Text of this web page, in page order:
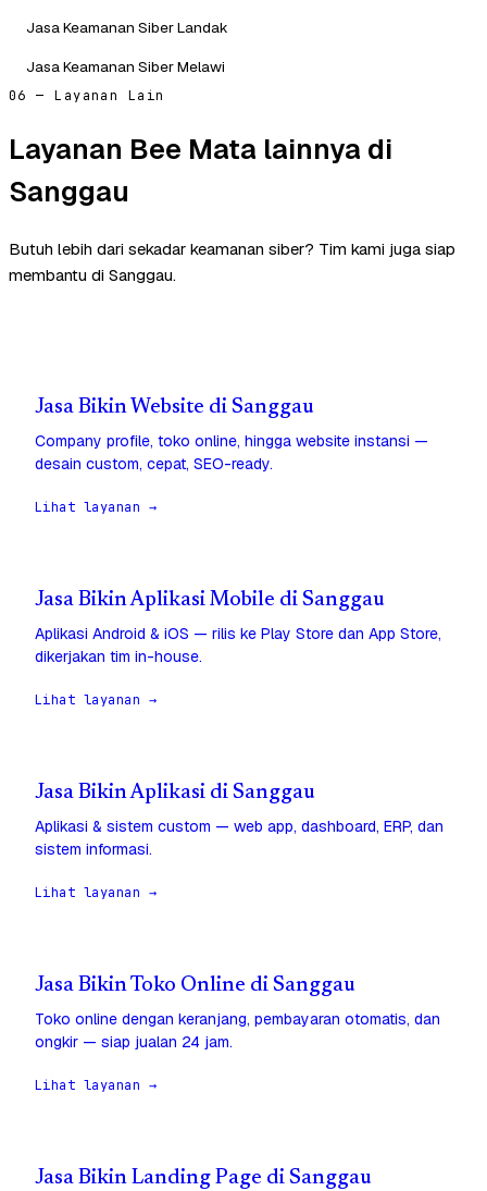
Jasa Keamanan Siber Landak
Jasa Keamanan Siber Melawi
06 — Layanan Lain
Layanan Bee Mata lainnya di
Sanggau
Butuh lebih dari sekadar keamanan siber? Tim kami juga siap
membantu di Sanggau.
Jasa Bikin Website di Sanggau
Company profile, toko online, hingga website instansi —
desain custom, cepat, SEO-ready.
Lihat layanan →
Jasa Bikin Aplikasi Mobile di Sanggau
Aplikasi Android & iOS — rilis ke Play Store dan App Store,
dikerjakan tim in-house.
Lihat layanan →
Jasa Bikin Aplikasi di Sanggau
Aplikasi & sistem custom — web app, dashboard, ERP, dan
sistem informasi.
Lihat layanan →
Jasa Bikin Toko Online di Sanggau
Toko online dengan keranjang, pembayaran otomatis, dan
ongkir — siap jualan 24 jam.
Lihat layanan →
Jasa Bikin Landing Page di Sanggau